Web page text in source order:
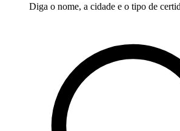
Diga o nome, a cidade e o tipo de